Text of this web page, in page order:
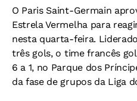
O Paris Saint-Germain
Estrela Vermelha para
nesta quarta-feira.
três gols, o time francês
6 a 1, no Parque dos
da fase de grupos da Liga